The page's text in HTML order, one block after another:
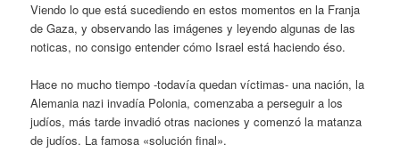
Viendo lo que está sucediendo en estos momentos en la Franja
de Gaza, y observando las imágenes y leyendo algunas de las
noticas, no consigo entender cómo Israel está haciendo éso.
Hace no mucho tiempo -todavía quedan víctimas- una nación, la
Alemania nazi invadía Polonia, comenzaba a perseguir a los
judíos, más tarde invadió otras naciones y comenzó la matanza
de judíos. La famosa «solución final».